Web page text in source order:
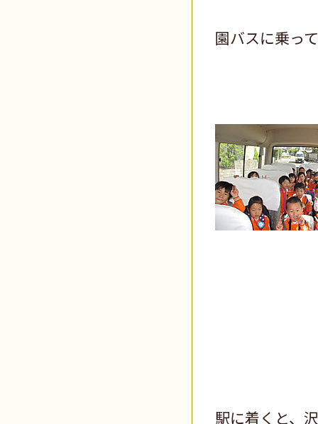
園バスに乗っ
駅に着くと、